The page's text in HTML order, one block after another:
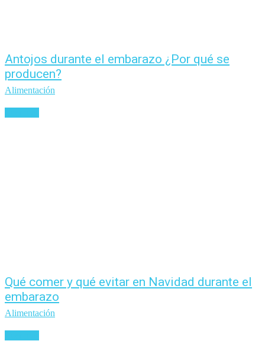
Antojos durante el embarazo ¿Por qué se
producen?
Alimentación
Qué comer y qué evitar en Navidad durante el
embarazo
Alimentación